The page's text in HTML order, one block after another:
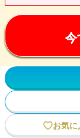
今
お気に